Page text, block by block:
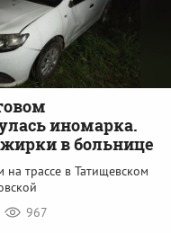
иномарка.
в больнице
на трассе в Татищевском
967